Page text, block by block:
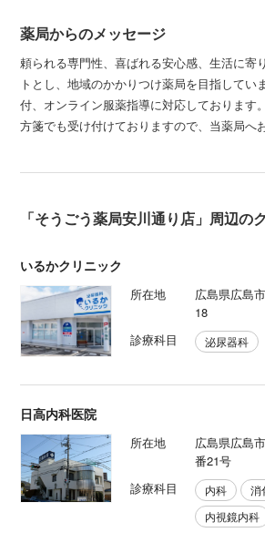
薬局からのメッセージ
頼られる専門性、喜ばれる安心感、生活に寄
トとし、地域のかかりつけ薬局を目指してい
付、オンライン服薬指導に対応しております
方箋でも受け付けておりますので、当薬局へ
「そうごう薬局安川通り店」周辺の
いるかクリニック
所在地
広島県広島
18
診療科目
泌尿器科
日高内科医院
所在地
広島県広島
番21号
診療科目
内科
消
内視鏡内科